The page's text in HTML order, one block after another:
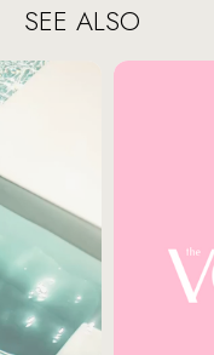
SEE ALSO